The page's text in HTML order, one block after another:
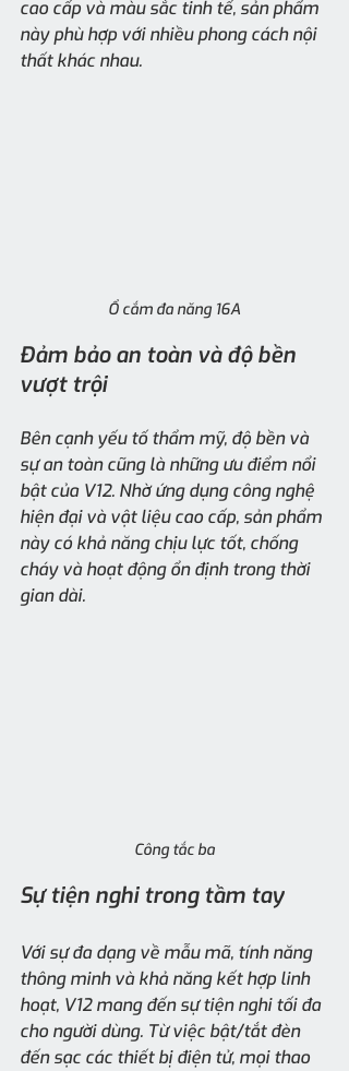
cao cấp và màu sắc tinh tế, sản phẩm
này phù hợp với nhiều phong cách nội
thất khác nhau.
Ổ cắm đa năng 16A
Đảm bảo an toàn và độ bền
vượt trội
Bên cạnh yếu tố thẩm mỹ, độ bền và
sự an toàn cũng là những ưu điểm nổi
bật của V12. Nhờ ứng dụng công nghệ
hiện đại và vật liệu cao cấp, sản phẩm
này có khả năng chịu lực tốt, chống
cháy và hoạt động ổn định trong thời
gian dài.
Công tắc ba
Sự tiện nghi trong tầm tay
Với sự đa dạng về mẫu mã, tính năng
thông minh và khả năng kết hợp linh
hoạt, V12 mang đến sự tiện nghi tối đa
cho người dùng. Từ việc bật/tắt đèn
đến sạc các thiết bị điện tử, mọi thao